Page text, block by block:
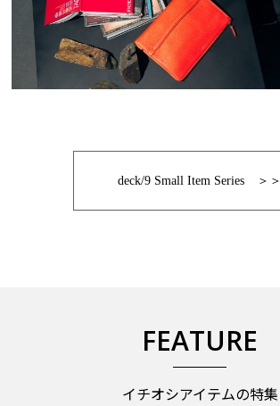
deck/9 Small Item Series ＞＞
FEATURE
イチオシアイテムの特集